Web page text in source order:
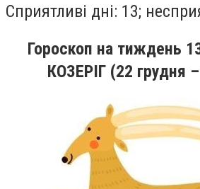
Сприятливi днi: 13;
Гороскоп на тиждень
КОЗЕРІГ (22 грудня